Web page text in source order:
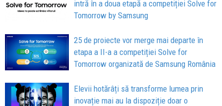
intră în a doua etapă a competiției Solve for
Tomorrow by Samsung
25 de proiecte vor merge mai departe în
etapa a II-a a competiției Solve for
Tomorrow organizată de Samsung România
Elevii hotărâți să transforme lumea prin
inovație mai au la dispoziție doar o